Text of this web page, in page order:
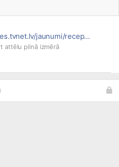
jaunumi/recep...
attēlu pilnā izmērā